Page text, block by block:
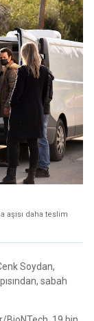
aşısı daha teslim
Soydan,
sabah